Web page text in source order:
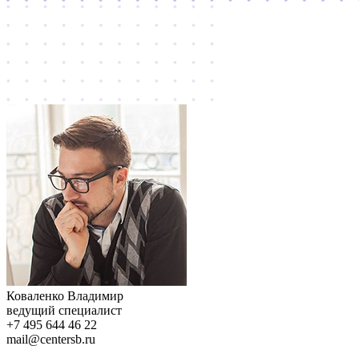
Коваленко Владимир
ведущий специалист
+7 495 644 46 22
mail@centersb.ru